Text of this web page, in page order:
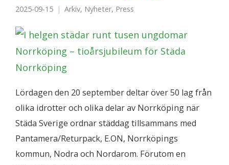
2025-09-15 Arkiv, Nyheter, Press
Lördagen den 20 september deltar över 50 lag från
olika idrotter och olika delar av Norrköping när
Städa Sverige ordnar städdag tillsammans med
Pantamera/Returpack, E.ON, Norrköpings
kommun, Nodra och Nordarom. Förutom en